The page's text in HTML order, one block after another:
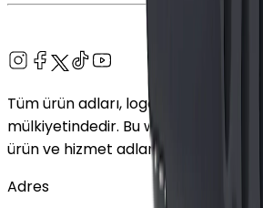
Tüm ürün adları, logolar ve
mülkiyetindedir. Bu web sitesinde
ürün ve hizmet adları yalnızca
Adres